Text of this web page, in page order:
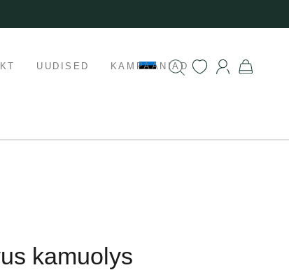
UUDISED KAMPAANIAD
kamuolys